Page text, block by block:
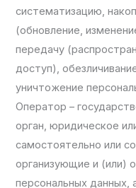
систематизацию,
(обновление,
передачу
доступ),
уничтожение
Оператор –
орган, юридическое
самостоятельно или
организующие и (или)
персональных